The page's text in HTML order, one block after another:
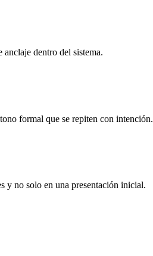
dentro del sistema.
formal que se repiten con intención.
y no solo en una presentación inicial.